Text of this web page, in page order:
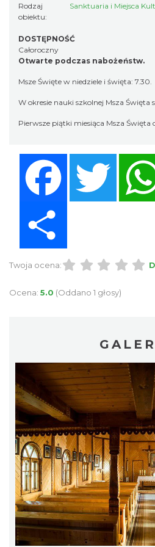
Rodzaj
obiektu:
Sanktuaria i Miejsca
DOSTĘPNOŚĆ
Całoroczny
Otwarte podczas nabożeństw.
Msze Święte w niedziele i święta: 7.30.
W okresie nauki szkolnej Msza Święta
Pierwsze piątki miesiąca Msza Święta
Twitter
Twoja ocena:
Ocena: 5.0 (Oddano 1 głosy)